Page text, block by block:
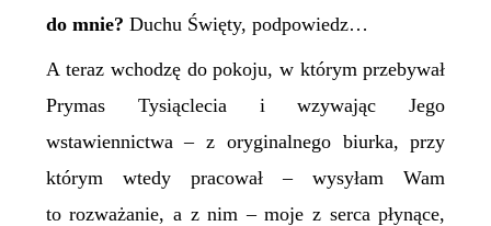
do mnie? Duchu Święty, podpowiedz…
A teraz wchodzę do pokoju, w którym przebywał
Prymas Tysiąclecia i wzywając Jego
wstawiennictwa – z oryginalnego biurka, przy
którym wtedy pracował – wysyłam Wam
to rozważanie, a z nim – moje z serca płynące,